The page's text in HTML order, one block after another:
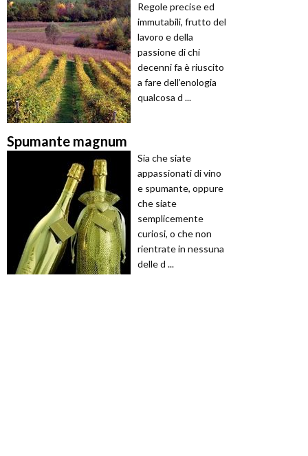
Regole precise ed
immutabili, frutto del
lavoro e della
passione di chi
decenni fa è riuscito
a fare dell’enologia
qualcosa d ...
Spumante magnum
Sia che siate
appassionati di vino
e spumante, oppure
che siate
semplicemente
curiosi, o che non
rientrate in nessuna
delle d ...